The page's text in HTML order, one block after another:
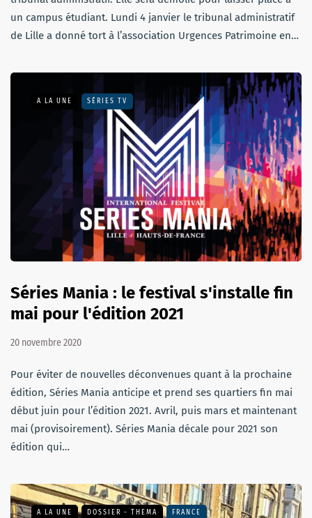
un campus étudiant. Lundi 4 janvier le tribunal administratif
de Lille a donné tort à l’association Urgences Patrimoine en…
A LA UNE SÉRIES TV
Séries Mania : le festival s'installe fin
mai pour l'édition 2021
20 novembre 2020
Pour éviter de nouvelles déconvenues quant à la prochaine
édition, Séries Mania anticipe et prend ses quartiers fin mai
début juin pour l’édition 2021. Avril, puis mars et maintenant
mai (provisoirement). Séries Mania décale pour 2021 son
édition qui…
A LA UNE DOSSIER - THEMA FRANCE